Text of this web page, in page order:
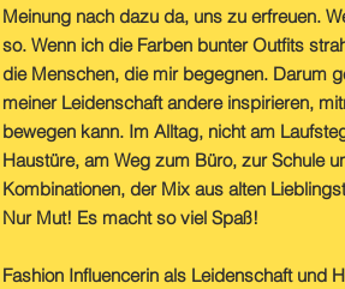
Meinung nach dazu da, uns zu erfreuen.
so. Wenn ich die Farben bunter Outfits
die Menschen, die mir begegnen. Darum
meiner Leidenschaft andere inspirieren,
bewegen kann. Im Alltag, nicht am
Haustüre, am Weg zum Büro, zur Schule
Kombinationen, der Mix aus alten
Nur Mut! Es macht so viel Spaß!
Fashion Influencerin als Leidenschaft und